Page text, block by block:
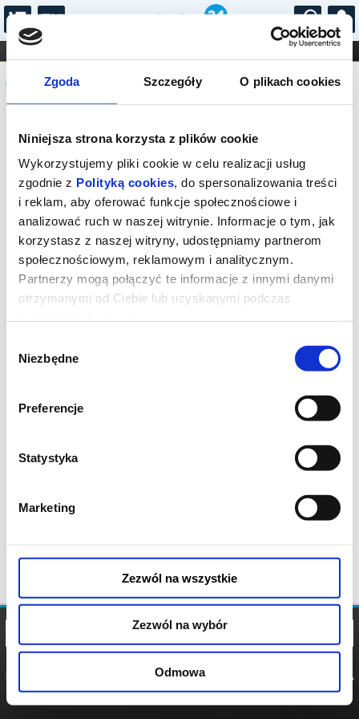
Zgoda Szczegóły O plikach cookies
Niniejsza strona korzysta z plików cookie
Wykorzystujemy pliki cookie w celu realizacji usług
zgodnie z Polityką cookies, do spersonalizowania treści
i reklam, aby oferować funkcje społecznościowe i
analizować ruch w naszej witrynie. Informacje o tym, jak
korzystasz z naszej witryny, udostępniamy partnerom
społecznościowym, reklamowym i analitycznym.
Partnerzy mogą połączyć te informacje z innymi danymi
otrzymanymi od Ciebie lub uzyskanymi podczas
zgody
Niezbędne
Preferencje
Statystyka
Marketing
Zezwól na wszystkie
Zezwól na wybór
Odmowa
...
FILHARMONIA OPERA I BALET
STAND-UP
DLA DZIECI
Komunikat
Sprzedaż biletów on-line na wydarzenie
została zakończona.
POLITYKA
POLITYKA